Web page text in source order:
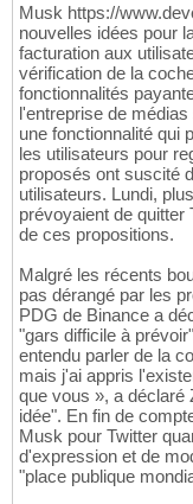
Musk https://
nouvelles idées pour
facturation aux
vérification de la
fonctionnalités
l'entreprise de
une fonctionnalité qui
les utilisateurs pour
proposés ont suscité
utilisateurs. Lundi,
prévoyaient de
de ces propositions.
Malgré les récents
pas dérangé par les
PDG de Binance a
"gars difficile à
entendu parler de la
mais j'ai appris
que vous », a déclaré
idée". En fin de
Musk pour Twitter
d'expression et de
"place publique